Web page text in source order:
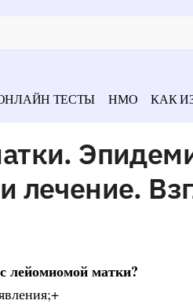
ТЕСТЫ НМО КАК
лечение.
лейомиомой матки?